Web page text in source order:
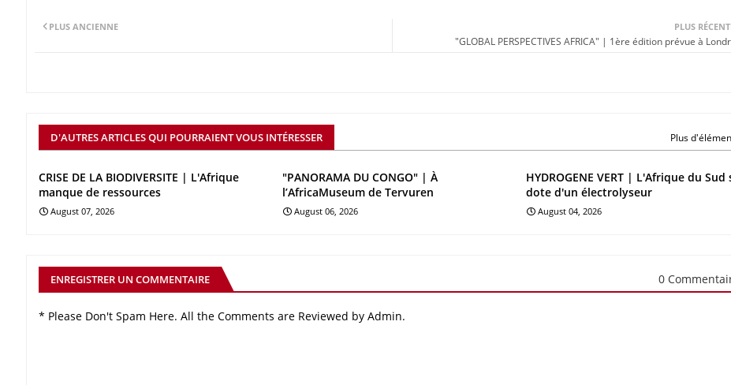
PLUS
"GLOBAL PERSPECTIVES AFRICA" | 1ère édition prévue à
PLUS ANCIENNE
D'AUTRES ARTICLES QUI POURRAIENT VOUS INTÉRESSER Plus
CRISE DE LA BIODIVERSITE | L'Afrique
manque de ressources
August 07, 2026
"PANORAMA DU CONGO" | À
l’AfricaMuseum de Tervuren
August 06, 2026
HYDROGENE VERT | L'Afrique du Sud
dote d'un électrolyseur
August 04, 2026
ENREGISTRER UN COMMENTAIRE 0
* Please Don't Spam Here. All the Comments are Reviewed by Admin.